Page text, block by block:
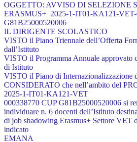
OGGETTO: AVVISO DI SELEZIONE
ERASMUS+ 2025-1-IT01-KA121-VET-
G81B25000520006
IL DIRIGENTE SCOLASTICO
VISTO il Piano Triennale dell’Offerta
dall’Istituto
VISTO il Programma Annuale approvato
di Istituto
VISTO il Piano di Internazionalizzazione
CONSIDERATO che nell’ambito del
2025-1-IT01-KA121-VET
000338770 CUP G81B25000520006 si
individuare n. 6 docenti dell’Istituto
di job shadowing Erasmus+ Settore VET
indicato
EMANA